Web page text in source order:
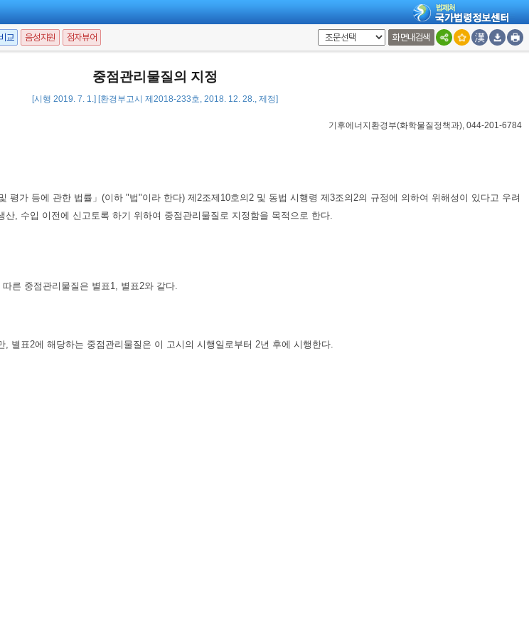
교 음성지원 점자뷰어 화면내검색
중점관리물질의 지정
[시행 2019. 7. 1.] [환경부고시 제2018-233호, 2018. 12. 28., 제정]
기후에너지환경부(화학물질정책과), 044-201-6784
평가 등에 관한 법률」(이하 "법"이라 한다) 제2조제10호의2 및 동법 시행령 제3조의2의 규정에 의하여 위해성이 있다고 우려
산, 수입 이전에 신고토록 하기 위하여 중점관리물질로 지정함을 목적으로 한다.
른 중점관리물질은 별표1, 별표2와 같다.
, 별표2에 해당하는 중점관리물질은 이 고시의 시행일로부터 2년 후에 시행한다.